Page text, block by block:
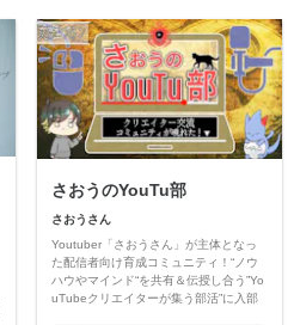
さおうのYouTu部
さおうさん
Youtuber「さおうさん」が主体となっ
た配信者向け育成コミュニティ！“ノウ
ハウやマインド“を共有＆伝授し合う”Yo
uTubeクリエイターが集う部活”に入部